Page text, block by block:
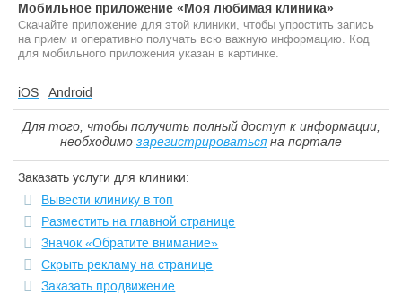
профессиональных мероприятиях как в России, так
и за границей
Мы используем современное оборудование. Установки
экспертного класса, отличающиеся высокой точностью,
и в кратчайшие сроки поставить пациенту точный
Мы обеспечиваем комфортные условия посещения
центра. Каждый пациент клиники на Федосьино
получает необходимую поддержку и должное внимание
Мы придерживаемся лояльной ценовой
политики. Благодаря этому качественные медицинские
услуги доступны для всех пациентов
Мобильное приложение «Моя любимая клиника»
Скачайте приложение для этой клиники, чтобы упростить запись
на прием и оперативно получать всю важную информацию. Код
для мобильного приложения указан в картинке.
iOS Android
Для того, чтобы получить полный доступ к информации,
необходимо зарегистрироватьсяна портале
Заказать услуги для клиники:
Вывести клинику в топ
Разместить на главной странице
Значок «Обратите внимание»
Скрыть рекламу на странице
Заказать продвижение